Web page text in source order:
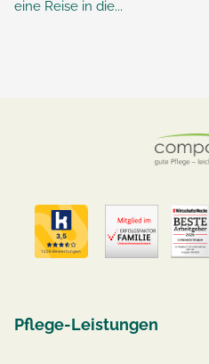
eine Reise in die...
Pflege-Leistungen